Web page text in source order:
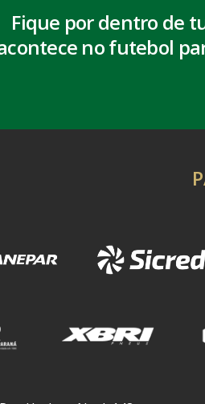
Fique por dentro de
no futebol